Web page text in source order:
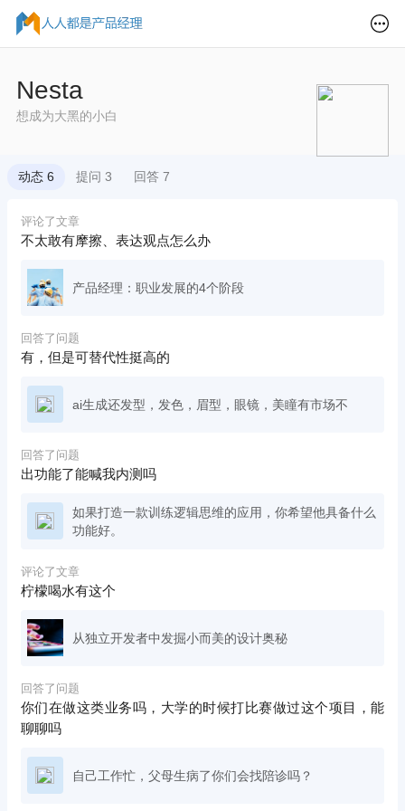
Nesta
想成为大黑的小白
动态 6 提问 3 回答 7
评论了文章
不太敢有摩擦、表达观点怎么办
产品经理：职业发展的4个阶段
回答了问题
有，但是可替代性挺高的
ai生成还发型，发色，眉型，眼镜，美瞳有市场不
回答了问题
出功能了能喊我内测吗
如果打造一款训练逻辑思维的应用，你希望他具备什么
功能好。
评论了文章
柠檬喝水有这个
从独立开发者中发掘小而美的设计奥秘
回答了问题
你们在做这类业务吗，大学的时候打比赛做过这个项目，能
聊聊吗
自己工作忙，父母生病了你们会找陪诊吗？